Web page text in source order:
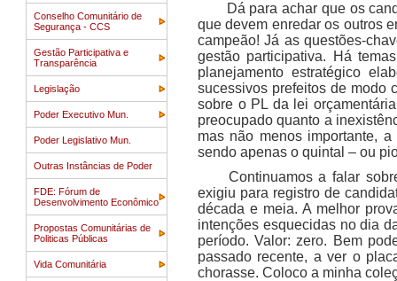
Conselho Comunitário de
Segurança - CCS
Gestão Participativa e
Transparência
Legislação
Poder Executivo Mun.
Poder Legislativo Mun.
Outras Instâncias de Poder
FDE: Fórum de
Desenvolvimento Econômico
Propostas Comunitárias de
Politicas Públicas
Vida Comunitária
Dá para achar que os
que devem enredar os outros
campeão! Já as questões-
gestão participativa. Há
planejamento estratégico
sucessivos prefeitos de modo
sobre o PL da lei
preocupado quanto a
mas não menos importante,
sendo apenas o quintal – ou
Continuamos a falar
exigiu para registro de
década e meia. A melhor
intenções esquecidas no dia
período. Valor: zero. Bem
passado recente, a ver o
chorasse. Coloco a minha